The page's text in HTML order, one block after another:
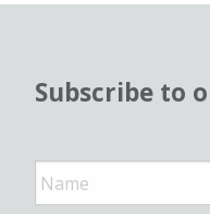
Subscribe to
N
a
m